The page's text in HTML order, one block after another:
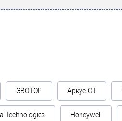
ЭВОТОР Аркус-СТ
Technologies Honeywell